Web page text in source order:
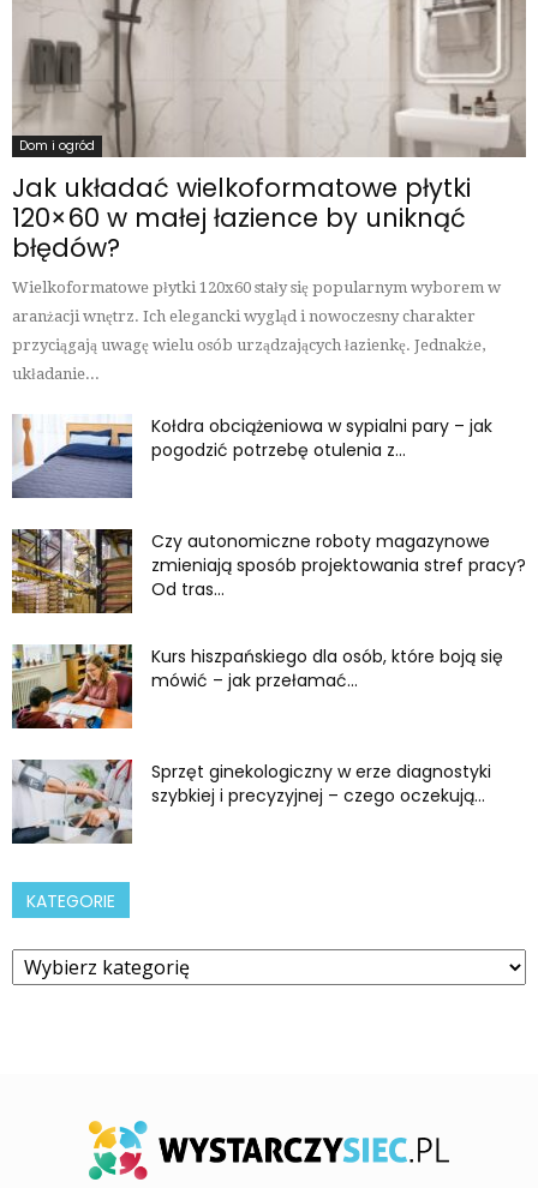
Dom i ogród
Jak układać wielkoformatowe płytki
120×60 w małej łazience by uniknąć
błędów?
Wielkoformatowe płytki 120x60 stały się popularnym wyborem w
aranżacji wnętrz. Ich elegancki wygląd i nowoczesny charakter
przyciągają uwagę wielu osób urządzających łazienkę. Jednakże,
układanie...
Kołdra obciążeniowa w sypialni pary – jak
pogodzić potrzebę otulenia z...
Czy autonomiczne roboty magazynowe
zmieniają sposób projektowania stref pracy?
Od tras...
Kurs hiszpańskiego dla osób, które boją się
mówić – jak przełamać...
Sprzęt ginekologiczny w erze diagnostyki
szybkiej i precyzyjnej – czego oczekują...
KATEGORIE
Kategorie